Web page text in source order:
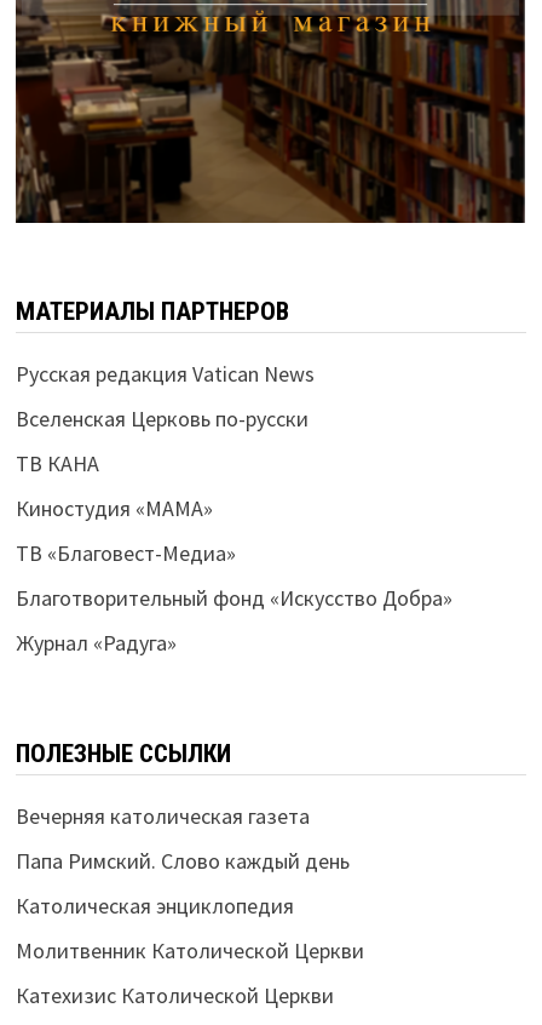
МАТЕРИАЛЫ ПАРТНЕРОВ
Русская редакция Vatican News
Вселенская Церковь по-русски
ТВ КАНА
Киностудия «МАМА»
ТВ «Благовест-Медиа»
Благотворительный фонд «Искусство Добра»
Журнал «Радуга»
ПОЛЕЗНЫЕ ССЫЛКИ
Вечерняя католическая газета
Папа Римский. Слово каждый день
Католическая энциклопедия
Молитвенник Католической Церкви
Катехизис Католической Церкви